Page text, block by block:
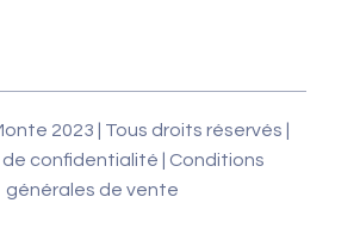
2023 | Tous droits réservés |
de confidentialité
Conditions
générales de vente